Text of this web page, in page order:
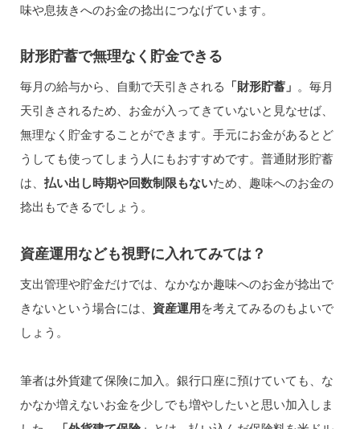
味や息抜きへのお金の捻出につなげています。
財形貯蓄で無理なく貯金できる
毎月の給与から、自動で天引きされる 「財形貯蓄」 。毎月
天引きされるため、お金が入ってきていないと見なせば、
無理なく貯金することができます。手元にお金があるとど
うしても使ってしまう人にもおすすめです。普通財形貯蓄
は、 払い出し時期や回数制限もないため、趣味へのお金の
捻出もできるでしょう。
資産運用なども視野に入れてみては？
支出管理や貯金だけでは、なかなか趣味へのお金が捻出で
きないという場合には、 資産運用を考えてみるのもよいで
しょう。
筆者は外貨建て保険に加入。銀行口座に預けていても、な
かなか増えないお金を少しでも増やしたいと思い加入しま